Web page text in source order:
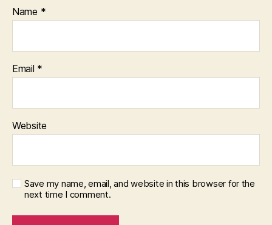
Name *
Email *
Website
Save my name, email, and website in this browser for the
next time I comment.